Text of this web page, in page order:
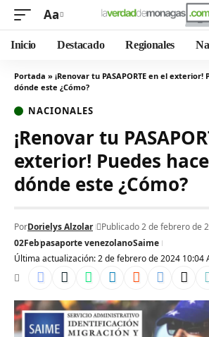
Aa
Inicio Destacado Regionales
Portada » ¡Renovar tu PASAPORTE en el exterior!
dónde este ¿Cómo?
NACIONALES
¡Renovar tu
exterior! Puedes
dónde este ¿Cómo?
Última actualización: 2 de febrero de 2024 10:04
PorDorielys Alzolar
Publicado 2 de febrero de
02Febpasaporte venezolanoSaime